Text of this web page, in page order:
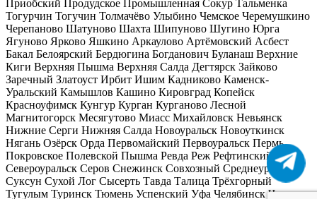
Приобский Продудское Промышленная Сокур Тальменка
Тогурчин Тогучин Толмачёво Улыбино Чемское Черемушкино
Черепаново Шатуново Шахта Шипуново Шугино Юрга
Ягуново Ярково Яшкино Аркаулово Артёмовский Асбест
Бакал Белоярский Бердюгина Богданович Буланаш Верхние
Киги Верхняя Пышма Верхняя Салда Дегтярск Зайково
Заречный Златоуст Ирбит Ишим Кадниково Каменск-
Уральский Камышлов Кашино Кировград Копейск
Красноуфимск Кунгур Курган Курганово Лесной
Магнитогорск Месягутово Миасс Михайловск Невьянск
Нижние Серги Нижняя Салда Новоуральск Новоуткинск
Нягань Озёрск Орда Первомайский Первоуральск Пермь
Покровское Полевской Пышма Ревда Реж Рефтинский Сатка
Североуральск Серов Снежинск Совхозный Среднеуральск
Суксун Сухой Лог Сысерть Тавда Талица Трёхгорный
Тугулым Туринск Тюмень Успенский Уфа ЧелябинскЧита